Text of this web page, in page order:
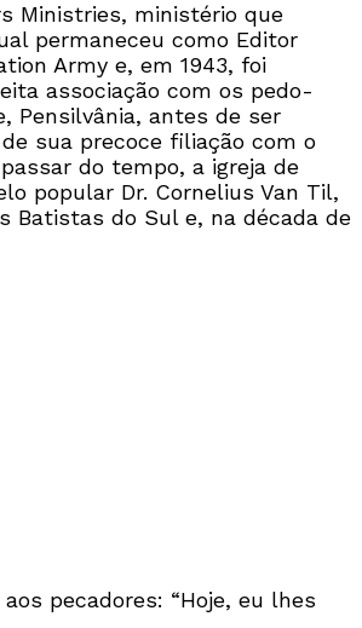
Ministries, ministério que
permaneceu como Editor
Army e, em 1943, foi
associação com os pedo-
Pensilvânia, antes de ser
sua precoce filiação com o
do tempo, a igreja de
popular Dr. Cornelius Van Til,
Batistas do Sul e, na década de
pecadores: “Hoje, eu lhes